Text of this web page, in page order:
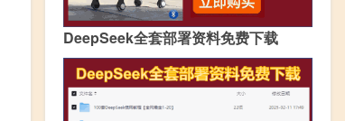
DeepSeek全套部署资料免费下载